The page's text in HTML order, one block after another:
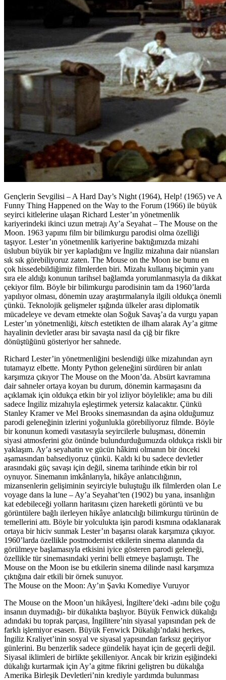
Gençlerin Sevgilisi – A Hard Day’s Night (1964), Help! (1965) ve A
Funny Thing Happened on the Way to the Forum (1966) ile büyük
seyirci kitlelerine ulaşan Richard Lester’ın yönetmenlik
kariyerindeki ikinci uzun metrajı Ay’a Seyahat – The Mouse on the
Moon. 1963 yapımı film bir bilimkurgu parodisi olma özelliği
taşıyor. Lester’ın yönetmenlik kariyerine baktığımızda mizahi
üslubun büyük bir yer kapladığını ve İngiliz mizahına dair nüansları
sık sık görebiliyoruz zaten. The Mouse on the Moon ise bunu en
çok hissedebildiğimiz filmlerden biri. Mizahı kullanış biçimin yanı
sıra ele aldığı konunun tarihsel bağlamda yorumlanmasıyla da dikkat
çekiyor film. Böyle bir bilimkurgu parodisinin tam da 1960’larda
yapılıyor olması, dönemin uzay araştırmalarıyla ilgili oldukça önemli
çünkü. Teknolojik gelişmeler ışığında ülkeler arası diplomatik
mücadeleye ve devam etmekte olan Soğuk Savaş’a da vurgu yapan
Lester’ın yönetmenliği, kitsch estetikten de ilham alarak Ay’a gitme
hayalinin devletler arası bir savaşta nasıl da çiğ bir fikre
dönüştüğünü gösteriyor her sahnede.
Richard Lester’in yönetmenliğini beslendiği ülke mizahından ayrı
tutamayız elbette. Monty Python geleneğini sürdüren bir anlatı
karşımıza çıkıyor The Mouse on the Moon’da. Absürt kavramına
dair sahneler ortaya koyan bu durum, dönemin karmaşasını da
açıklamak için oldukça etkin bir yol izliyor böylelikle; ama bu dili
sadece İngiliz mizahıyla eşleştirmek yetersiz kalacaktır. Çünkü
Stanley Kramer ve Mel Brooks sinemasından da aşina olduğumuz
parodi geleneğinin izlerini yoğunlukla görebiliyoruz filmde. Böyle
bir konunun komedi vasıtasıyla seyircilerle buluşması, dönemin
siyasi atmosferini göz önünde bulundurduğumuzda oldukça riskli bir
yaklaşım. Ay’a seyahatin ve gücün hâkimi olmanın bir önceki
aşamasından bahsediyoruz çünkü. Kaldı ki bu sadece devletler
arasındaki güç savaşı için değil, sinema tarihinde etkin bir rol
oynuyor. Sinemanın imkânlarıyla, hikâye anlatıcılığının,
mizansenlerin gelişiminin seyirciyle buluştuğu ilk filmlerden olan Le
voyage dans la lune – Ay’a Seyahat’ten (1902) bu yana, insanlığın
kat edebileceği yolların haritasını çizen hareketli görüntü ve bu
görüntülere bağlı ilerleyen hikâye anlatıcılığı bilimkurgu türünün de
temellerini attı. Böyle bir yolculukta işin parodi kısmına odaklanarak
ortaya bir hiciv sunmak Lester’ın başarısı olarak karşımıza çıkıyor.
1960’larda özellikle postmodernist etkilerin sinema alanında da
görülmeye başlamasıyla etkisini iyice gösteren parodi geleneği,
özellikle tür sinemasındaki yerini belli etmeye başlamıştı. The
Mouse on the Moon ise bu etkilerin sinema dilinde nasıl karşımıza
çıktığına dair etkili bir örnek sunuyor.
The Mouse on the Moon: Ay’ın Şavkı Komediye Vuruyor
The Mouse on the Moon’un hikâyesi, İngiltere’deki -adını bile çoğu
insanın duymadığı- bir dükalıkta başlıyor. Büyük Fenwick dükalığı
adındaki bu toprak parçası, İngilitere’nin siyasal yapısından pek de
farklı işlemiyor esasen. Büyük Fenwick Dükalığı’ndaki herkes,
İngiliz Kraliyet’inin sosyal ve siyasal yapısından farksız geçiriyor
günlerini. Bu benzerlik sadece gündelik hayat için de geçerli değil.
Siyasal iklimleri de birlikte şekilleniyor. Ancak bir krizin eşiğindeki
dükalığı kurtarmak için Ay’a gitme fikrini geliştren bu dükalığa
Amerika Birleşik Devletleri’nin krediyle yardımda bulunması